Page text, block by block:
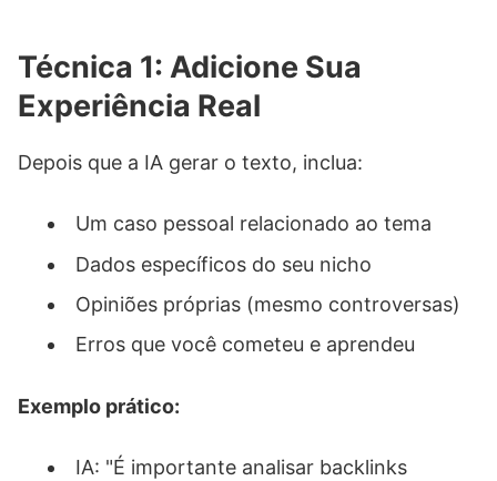
Técnica 1: Adicione Sua
Experiência Real
Depois que a IA gerar o texto, inclua:
Um caso pessoal relacionado ao tema
Dados específicos do seu nicho
Opiniões próprias (mesmo controversas)
Erros que você cometeu e aprendeu
Exemplo prático:
IA: "É importante analisar backlinks